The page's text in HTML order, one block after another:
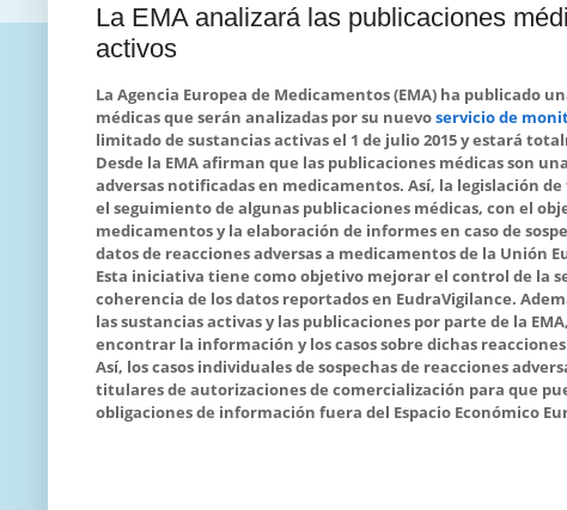
La EMA analizará las publicaciones
activos
La Agencia Europea de Medicamentos (EMA) ha publicado
médicas que serán analizadas por su nuevoservicio de
limitado de sustancias activas el 1 de julio 2015 y estará
Desde la EMA afirman que las publicaciones médicas son
adversas notificadas en medicamentos. Así, la legislación
el seguimiento de algunas publicaciones médicas, con el
medicamentos y la elaboración de informes en caso de
datos de reacciones adversas a medicamentos de la Unión
Esta iniciativa tiene como objetivo mejorar el control de la
coherencia de los datos reportados en EudraVigilance.
las sustancias activas y las publicaciones por parte de la
encontrar la información y los casos sobre dichas reacciones
Así, los casos individuales de sospechas de reacciones
titulares de autorizaciones de comercialización para que
obligaciones de información fuera del Espacio Económico